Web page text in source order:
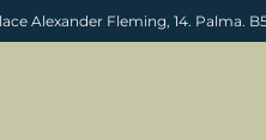
Alexander Fleming, 14. Palma.